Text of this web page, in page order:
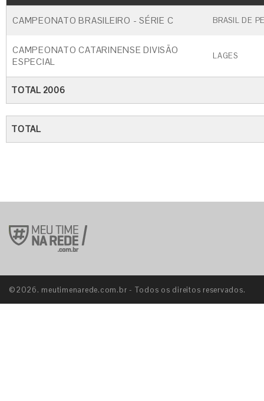
CAMPEONATO BRASILEIRO - SÉRIE C BRASIL DE
CAMPEONATO CATARINENSE DIVISÃO
ESPECIAL
LAGES
TOTAL 2006
TOTAL
©2026. meutimenarede.com.br - Todos os direitos reservados.